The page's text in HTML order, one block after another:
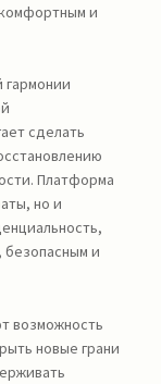
и
гармонии
сделать
Платформа
но и
и
возможность
новые грани